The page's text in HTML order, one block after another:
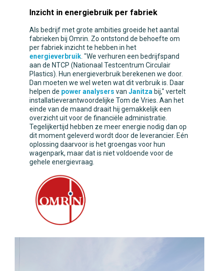
Inzicht in energiebruik per fabriek
Als bedrijf met grote ambities groeide het aantal
fabrieken bij Omrin. Zo ontstond de behoefte om
per fabriek inzicht te hebben in het
energieverbruik . "We verhuren een bedrijfspand
aan de NTCP (Nationaal Testcentrum Circulair
Plastics). Hun energieverbruik berekenen we door.
Dan moeten we wel weten wat dit verbruik is. Daar
helpen de power analysers van Janitza bij," vertelt
installatieverantwoordelijke Tom de Vries. Aan het
einde van de maand draait hij gemakkelijk een
overzicht uit voor de financiële administratie.
Tegelijkertijd hebben ze meer energie nodig dan op
dit moment geleverd wordt door de leverancier. Eén
oplossing daarvoor is het groengas voor hun
wagenpark, maar dat is niet voldoende voor de
gehele energievraag.